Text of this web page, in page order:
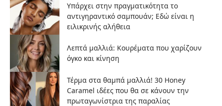
Υπάρχει στην πραγματικότητα το
αντιγηραντικό σαμπουάν; Εδώ είναι η
ειλικρινής αλήθεια
Λεπτά μαλλιά: Κουρέματα που χαρίζουν
όγκο και κίνηση
Τέρμα στα θαμπά μαλλιά! 30 Honey
Caramel ιδέες που θα σε κάνουν την
πρωταγωνίστρια της παραλίας